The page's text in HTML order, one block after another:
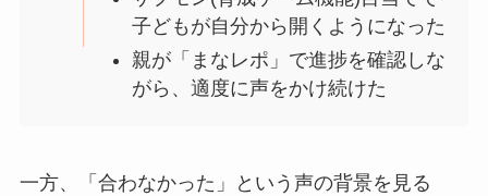
子どもが自分から開くようになった
親が「まなレポ」で進捗を確認しな
がら、適度に声をかけ続けた
一方、「合わなかった」という声の背景を見る